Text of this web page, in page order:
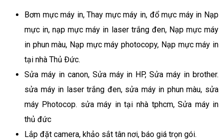
Bơm mực máy in, Thay mực máy in, đổ mực máy in Nạp
mực in, nạp mực máy in laser trắng đen, Nạp mực máy
in phun màu, Nạp mực máy photocopy, Nạp mực máy in
tại nhà Thủ Đức.
Sửa máy in canon, Sửa máy in HP, Sửa máy in brother.
sửa máy in laser trắng đen, sửa máy in phun màu, sửa
máy Photocop. sửa máy in tại nhà tphcm, Sửa máy in
thủ đức
Lắp đặt camera, khảo sắt tân nơi, báo giá trọn gói.